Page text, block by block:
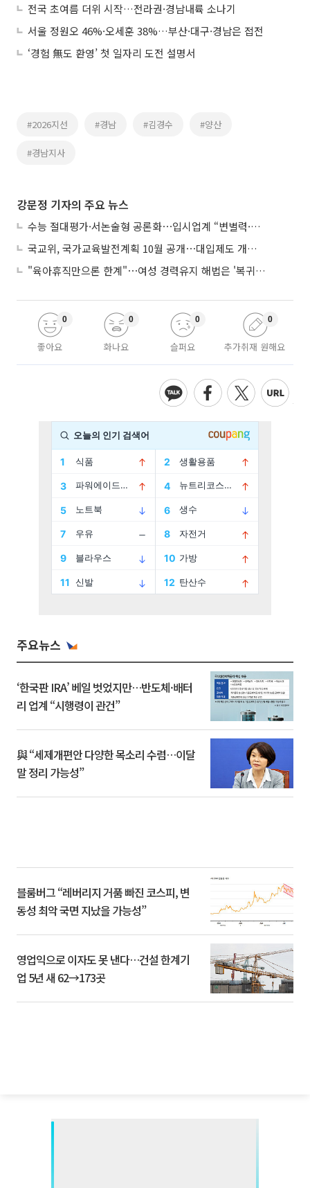
전국 초여름 더위 시작…전라권·경남내륙 소나기
서울 정원오 46%·오세훈 38%…부산·대구·경남은 접전
‘경험 無도 환영’ 첫 일자리 도전 설명서
#2026지선 #경남 #김경수 #양산
#경남지사
강문정 기자의 주요 뉴스
수능 절대평가·서논술형 공론화⋯입시업계 “변별력·사교육 대책 먼저”
국교위, 국가교육발전계획 10월 공개⋯대입제도 개편 공론화 추진
"육아휴직만으론 한계"⋯여성 경력유지 해법은 '복귀 후 유연근무’
좋아요
0
화나요
0
슬퍼요
0
추가취재 원해요
0
주요뉴스
‘한국판 IRA’ 베일 벗었지만…반도체·배터
리 업계 “시행령이 관건”
與 “세제개편안 다양한 목소리 수렴…이달
말 정리 가능성”
블룸버그 “레버리지 거품 빠진 코스피, 변
동성 최악 국면 지났을 가능성”
영업익으로 이자도 못 낸다…건설 한계기
업 5년 새 62→173곳